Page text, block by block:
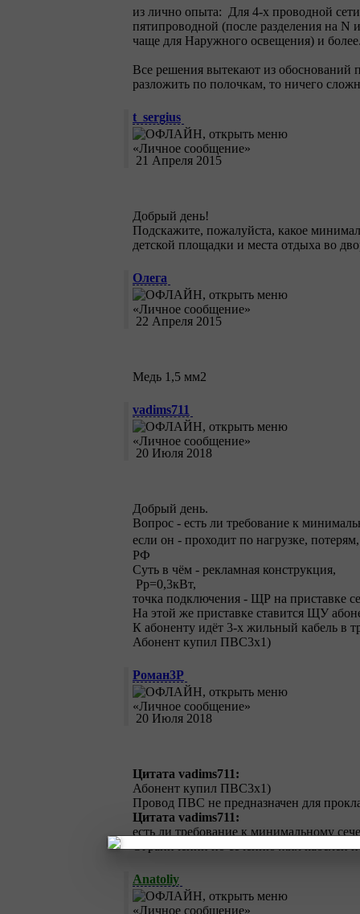
из лично опыта: Для 4-х проводной
пятипроводной (после разделения на N
чаще для Наружного освещения) и
Все решения вытекают из
разложить по полочкам, то ничего
t_sergius
21 Апреля 2015
Добрый день!
Подскажите, пожалуйста, какое
детской площадки и места отдыха во
Олега
22 Апреля 2015
Медь 1,5 мм2
vadims711
20 Июля 2018
Добрый день.
Вопрос - есть ли требование к
если он - проходит по нагрузке,
РФ
Суть в чём - рекламная конструкция,
Рр=0,3кВт,
точка подключения - ЩР на приставке
На этой же приставке ставится ЩУ
К абоненту идёт 3-х жильный кабель в
Абонент купил ПВС3х1)
Роман3Р
20 Июля 2018
Цитата vadims711:
Абонент купил ПВС3х1)
Провод ПВС не предназначен для
Цитата vadims711:
есть ли требование к минимальному
Ограничений по сечению жил кабелей
Anatoliy